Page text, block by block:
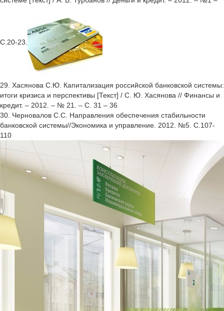
С.20-23.
29. Хасянова С.Ю. Капитализация российской банковской системы:
итоги кризиса и перспективы [Текст] / С. Ю. Хасянова // Финансы и
кредит. – 2012. – № 21. – С. 31 – 36
30. Черновалов С.С. Направления обеспечения стабильности
банковской системы//Экономика и управление. 2012. №5. С.107-
110